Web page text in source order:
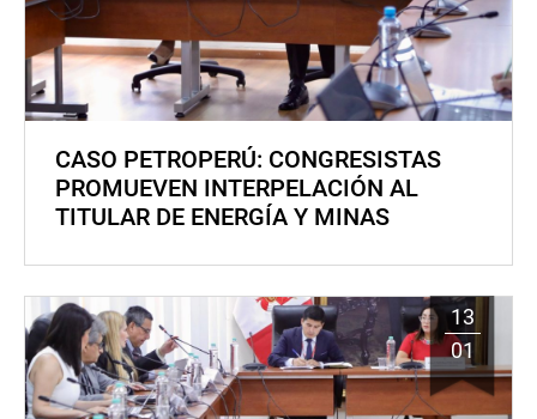
CASO PETROPERÚ: CONGRESISTAS
PROMUEVEN INTERPELACIÓN AL
TITULAR DE ENERGÍA Y MINAS
13
01